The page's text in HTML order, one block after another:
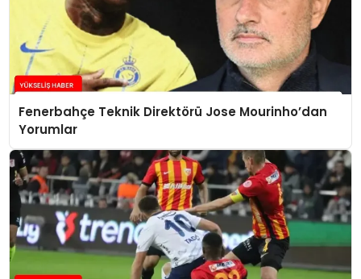
Fenerbahçe Teknik Direktörü Jose Mourinho’dan
Yorumlar